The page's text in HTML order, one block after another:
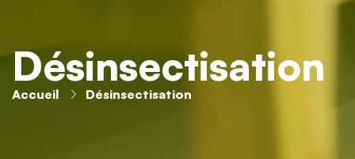
Désinsectisation
Accueil Désinsectisation